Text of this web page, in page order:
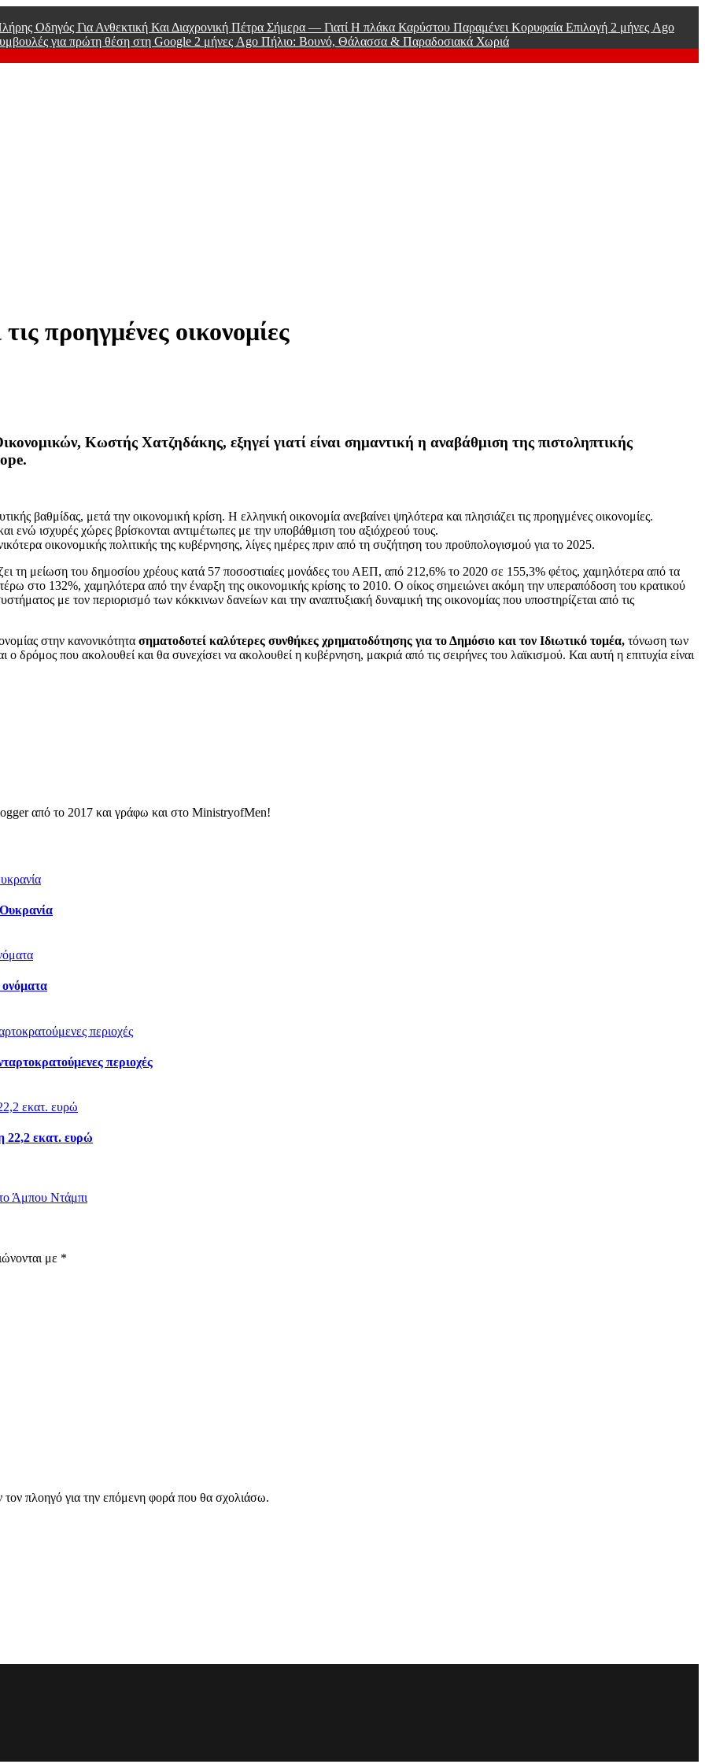
Οδηγός Για Ανθεκτική Και Διαχρονική Πέτρα Σήμερα — Γιατί Η πλάκα Καρύστου Παραμένει Κορυφαία Επιλογή 2 μήνες Ago
για πρώτη θέση στη Google 2 μήνες Ago Πήλιο: Βουνό, Θάλασσα & Παραδοσιακά Χωριά
προηγμένες οικονομίες
Κωστής Χατζηδάκης, εξηγεί γιατί είναι σημαντική η αναβάθμιση της πιστοληπτικής
βαθμίδας, μετά την οικονομική κρίση. Η ελληνική οικονομία ανεβαίνει ψηλότερα και πλησιάζει τις προηγμένες οικονομίες.
ενώ ισχυρές χώρες βρίσκονται αντιμέτωπες με την υποβάθμιση του αξιόχρεού τους.
οικονομικής πολιτικής της κυβέρνησης, λίγες ημέρες πριν από τη συζήτηση του προϋπολογισμού για το 2025.
τη μείωση του δημοσίου χρέους κατά 57 ποσοστιαίες μονάδες του ΑΕΠ, από 212,6% το 2020 σε 155,3% φέτος, χαμηλότερα από τα
στο 132%, χαμηλότερα από την έναρξη της οικονομικής κρίσης το 2010. Ο οίκος σημειώνει ακόμη την υπεραπόδοση του κρατικού
με τον περιορισμό των κόκκινων δανείων και την αναπτυξιακή δυναμική της οικονομίας που υποστηρίζεται από τις
στην κανονικότητα σηματοδοτεί καλύτερες συνθήκες χρηματοδότησης για το Δημόσιο και τον Ιδιωτικό τομέα, τόνωση των
ο δρόμος που ακολουθεί και θα συνεχίσει να ακολουθεί η κυβέρνηση, μακριά από τις σειρήνες του λαϊκισμού. Και αυτή η επιτυχία είναι
από το 2017 και γράφω και στο MinistryofMen!
περιοχές
22,2 εκατ. ευρώ
Άμπου Ντάμπι
με *
πλοηγό για την επόμενη φορά που θα σχολιάσω.